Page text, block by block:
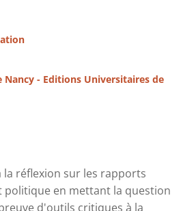
Nancy - Editions Universitaires de
la réflexion sur les rapports
politique en mettant la question
d'outils critiques à la